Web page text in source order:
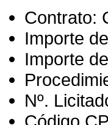
Contrato:
Importe
Importe
Nº.